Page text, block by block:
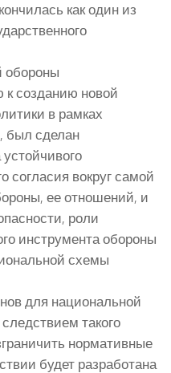
как один из
обороны
созданию новой
в рамках
был сделан
согласия вокруг самой
ее отношений, и
роли
инструмента обороны
схемы
для национальной
такого
нормативные
будет разработана